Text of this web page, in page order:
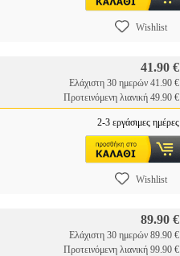
Wishlist
41.90 €
Ελάχιστη 30 ημερών 41.90 €
Προτεινόμενη λιανική 49.90 €
2-3 εργάσιμες ημέρες
Wishlist
89.90 €
Ελάχιστη 30 ημερών 89.90 €
Προτεινόμενη λιανική 99.90 €